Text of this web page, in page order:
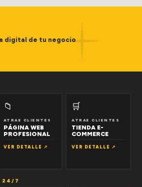
digital de tu negocio
📁
ATRAE CLIENTES
PÁGINA WEB
PROFESIONAL
VER DETALLE ↗
🛒
ATRAE CLIENTES
TIENDA E-
COMMERCE
VER DETALLE ↗
24/7